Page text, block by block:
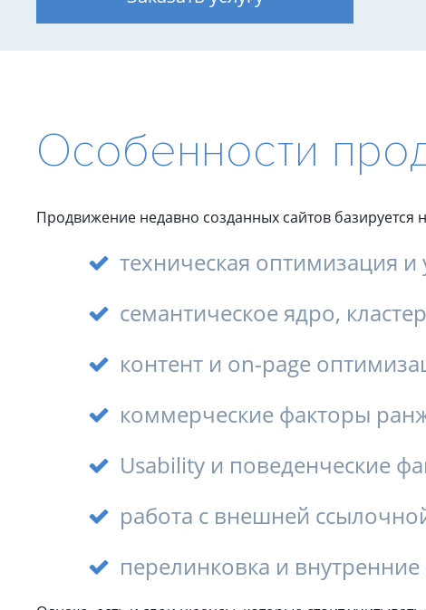
Особенности
Продвижение недавно созданных сайтов базируется
техническая оптимизация
семантическое ядро,
контент и on-page
коммерческие факторы
Usability и поведенческие
работа с внешней
перелинковка и